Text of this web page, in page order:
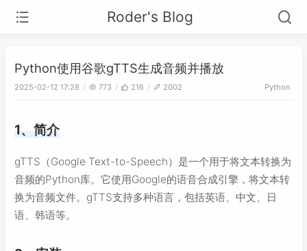
Roder's Blog
Python使用谷歌gTTS生成音频并播放
2025-02-12 17:28 773 216 2002 Python
1、简介
gTTS（Google Text-to-Speech）是一个用于将文本转换为
音频的Python库。它使用Google的语音合成引擎，将文本转
换为音频文件。gTTS支持多种语言，包括英语、中文、日
语、韩语等。